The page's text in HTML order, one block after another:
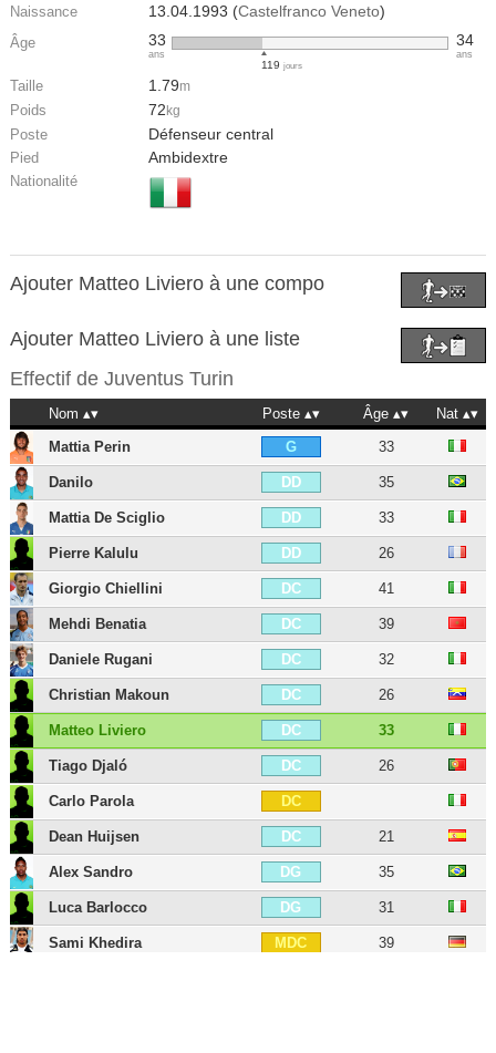
Naissance 13.04.1993 (Castelfranco Veneto)
Âge 33
ans
119jours
34
ans
Taille 1.79m
Poids 72 kg
Poste Défenseur central
Pied Ambidextre
Nationalité
Ajouter Matteo Liviero à une compo
Ajouter Matteo Liviero à une liste
Effectif de Juventus Turin
Nom Poste Âge
Nat
Mattia Perin
G 33
Danilo DD 35
Mattia De Sciglio DD 33
Pierre Kalulu DD 26
Giorgio Chiellini DC 41
Mehdi Benatia DC 39
Daniele Rugani DC 32
Christian Makoun DC 26
Matteo Liviero DC 33
Tiago Djaló DC 26
Carlo Parola DC
Dean Huijsen DC 21
Alex Sandro DG 35
Luca Barlocco DG 31
Sami Khedira MDC 39